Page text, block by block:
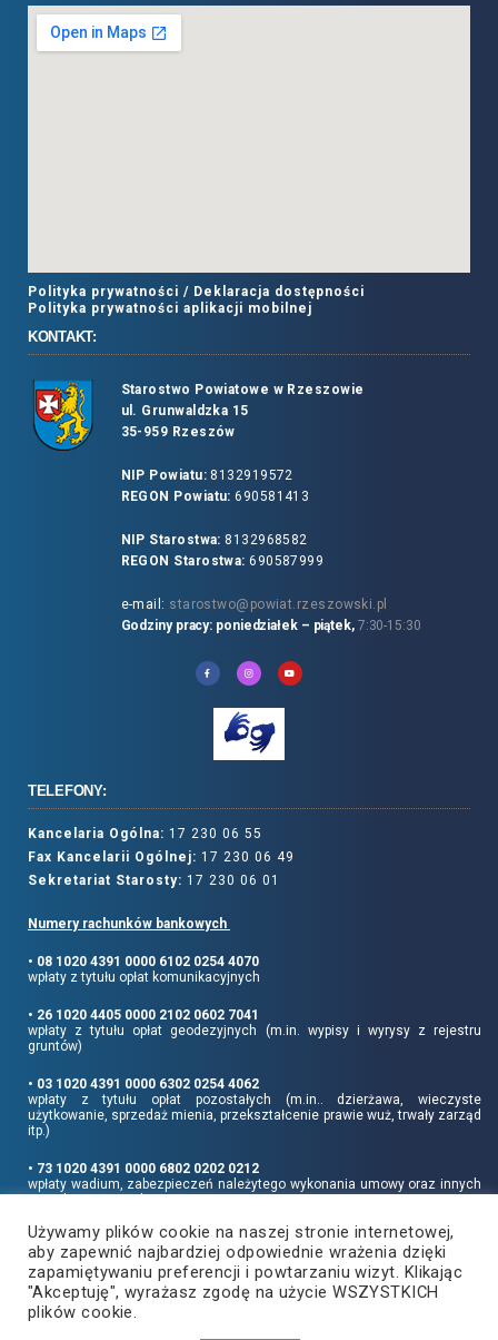
Polityka prywatności / Deklaracja dostępności
Polityka prywatności aplikacji mobilnej
KONTAKT:
Starostwo Powiatowe w Rzeszowie
ul. Grunwaldzka 15
35-959 Rzeszów
NIP Powiatu:8132919572
REGON Powiatu: 690581413
NIP Starostwa: 8132968582
REGON Starostwa: 690587999
e-mail: starostwo@powiat.rzeszowski.pl
Godziny pracy: poniedziałek – piątek, 7:30-15:30
TELEFONY:
Kancelaria Ogólna: 17 230 06 55
Fax Kancelarii Ogólnej: 17 230 06 49
Sekretariat Starosty: 17 230 06 01
Numery rachunków bankowych
• 08 1020 4391 0000 6102 0254 4070
wpłaty z tytułu opłat komunikacyjnych
• 26 1020 4405 0000 2102 0602 7041
wpłaty z tytułu opłat geodezyjnych (m.in. wypisy i wyrysy z rejestru
gruntów)
• 03 1020 4391 0000 6302 0254 4062
wpłaty z tytułu opłat pozostałych (m.in.. dzierżawa, wieczyste
użytkowanie, sprzedaż mienia, przekształcenie prawie wuż, trwały zarząd
itp.)
• 73 1020 4391 0000 6802 0202 0212
wpłaty wadium, zabezpieczeń należytego wykonania umowy oraz innych
Informujemy, że opłatę skarbową należy uiszczać na rachunek Urzędu
Miasta Rzeszowa:
• 90 1240 6960 3851 0062 0000 0423
Używamy plików cookie na naszej stronie internetowej,
aby zapewnić najbardziej odpowiednie wrażenia dzięki
zapamiętywaniu preferencji i powtarzaniu wizyt. Klikając
"Akceptuję", wyrażasz zgodę na użycie WSZYSTKICH
plików cookie.